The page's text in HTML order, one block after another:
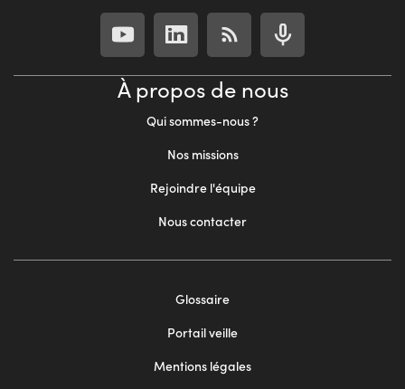
À propos de nous
Qui sommes-nous ?
Nos missions
Rejoindre l'équipe
Nous contacter
Glossaire
Portail veille
Mentions légales